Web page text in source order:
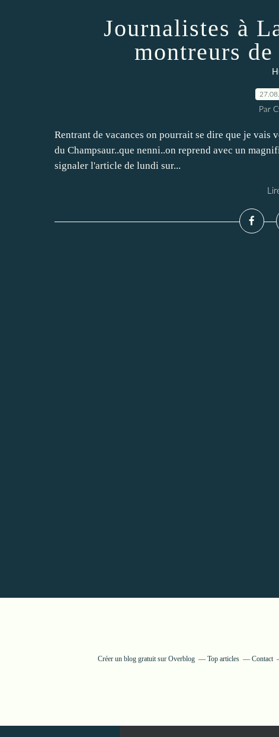
Journalistes à
montreurs
Par
Rentrant de vacances on pourrait se dire que je vais
du Champsaur..que nenni..on reprend avec un
signaler l'article de lundi sur...
Créer un blog gratuit sur Overblog Top articles Contact